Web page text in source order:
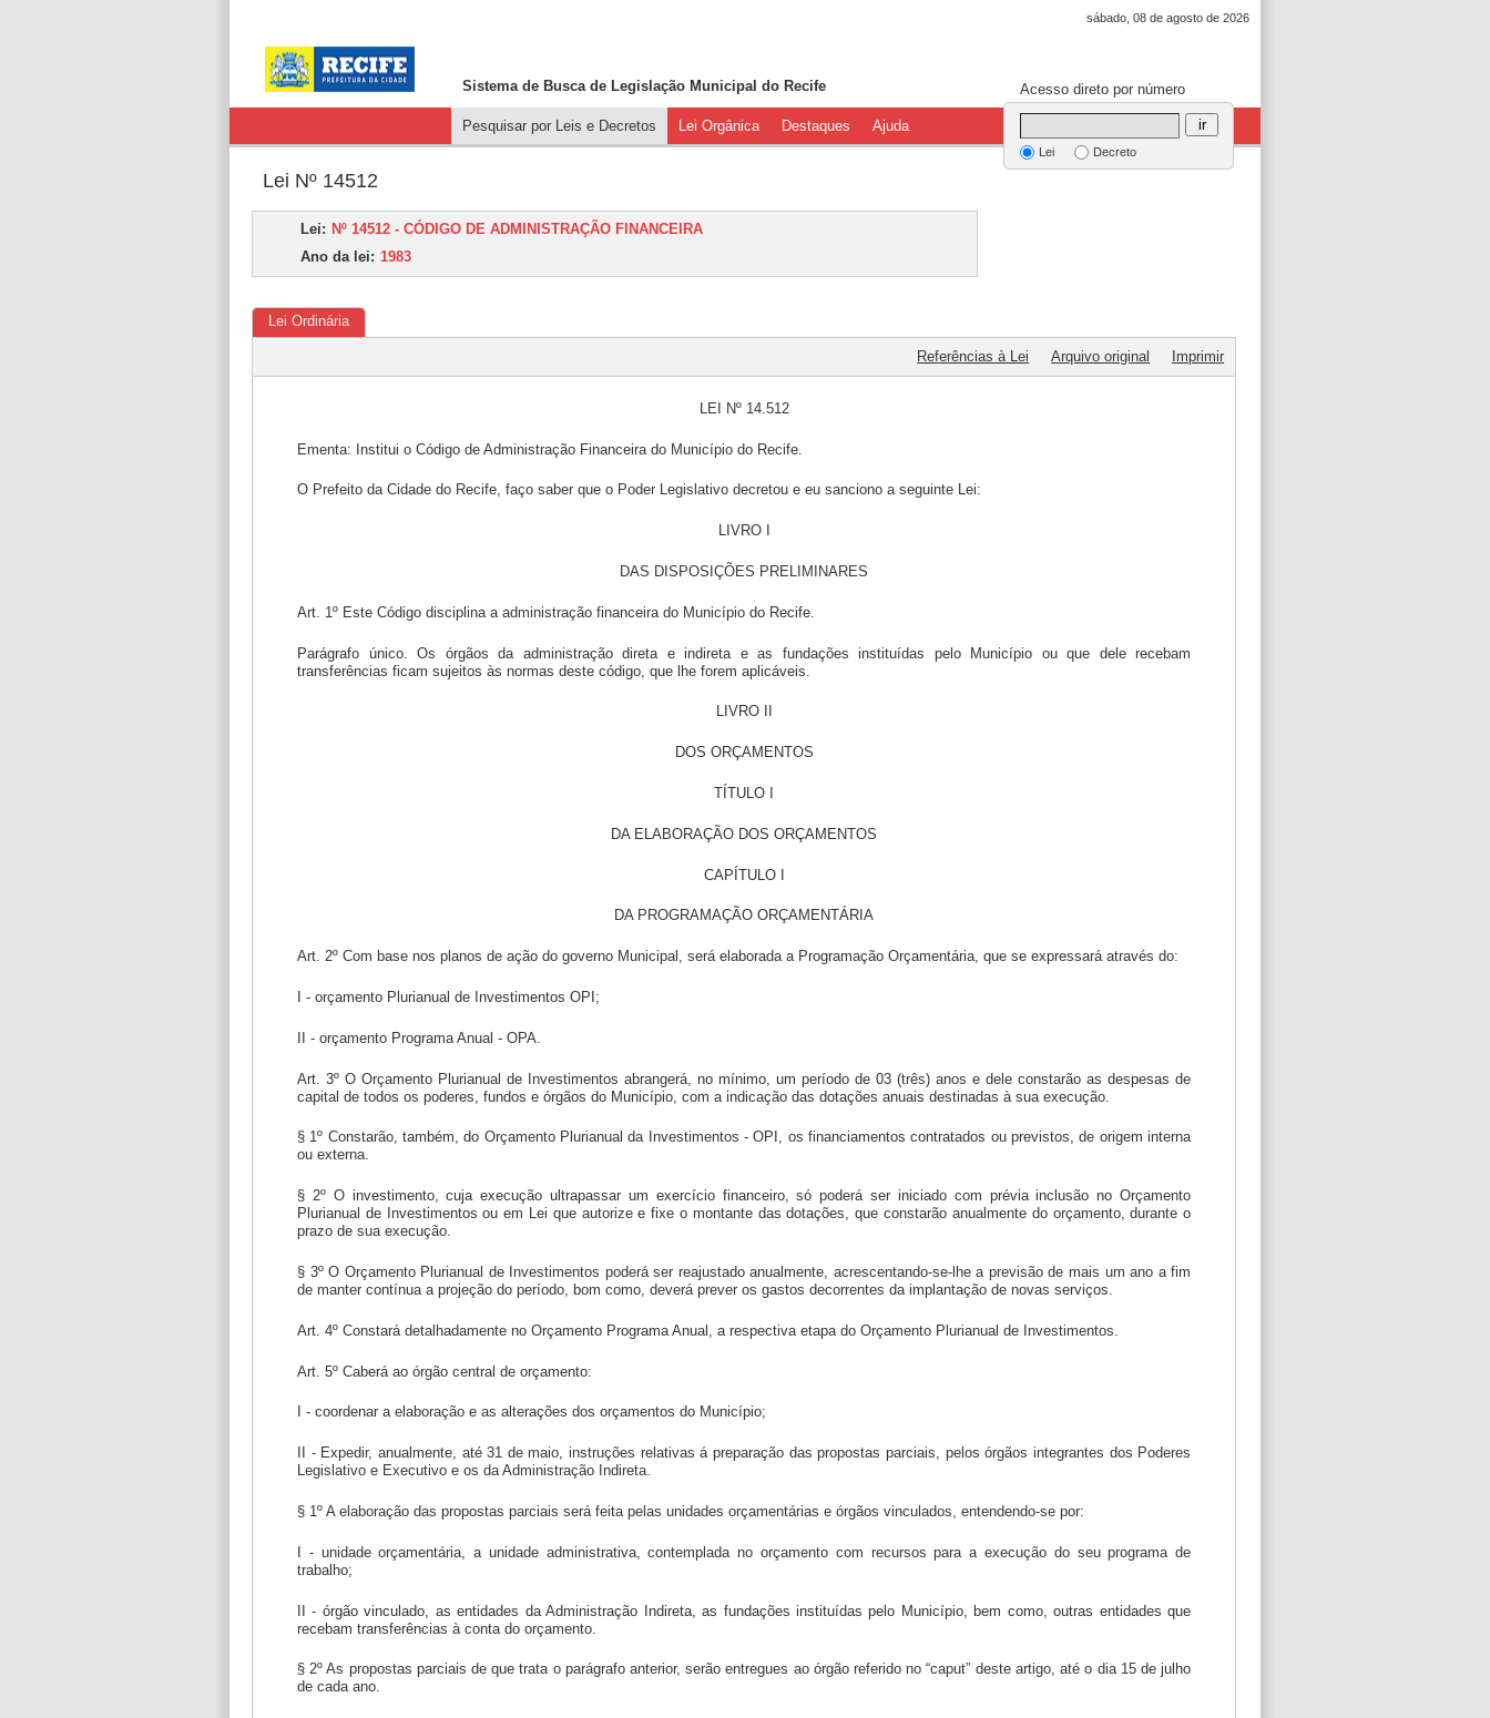
sábado, 08 de agosto de 2026
Sistema de Busca de Legislação Municipal do Recife
Pesquisar por Leis e Decretos Lei Orgânica Destaques Ajuda
Acesso direto por número
Lei Decreto
ir
Lei Nº 14512
Lei: Nº 14512 - CÓDIGO DE ADMINISTRAÇÃO FINANCEIRA
Ano da lei: 1983
Lei Ordinária
Referências à Lei Arquivo original Imprimir
LEI Nº 14.512
Ementa: Institui o Código de Administração Financeira do Município do Recife.
O Prefeito da Cidade do Recife, faço saber que o Poder Legislativo decretou e eu sanciono a seguinte Lei:
LIVRO I
DAS DISPOSIÇÕES PRELIMINARES
Art. 1º Este Código disciplina a administração financeira do Município do Recife.
Parágrafo único. Os órgãos da administração direta e indireta e as fundações instituídas pelo Município ou que dele recebam
transferências ficam sujeitos às normas deste código, que lhe forem aplicáveis.
LIVRO II
DOS ORÇAMENTOS
TÍTULO I
DA ELABORAÇÃO DOS ORÇAMENTOS
CAPÍTULO I
DA PROGRAMAÇÃO ORÇAMENTÁRIA
Art. 2º Com base nos planos de ação do governo Municipal, será elaborada a Programação Orçamentária, que se expressará através do:
I - orçamento Plurianual de Investimentos OPI;
II - orçamento Programa Anual - OPA.
Art. 3º O Orçamento Plurianual de Investimentos abrangerá, no mínimo, um período de 03 (três) anos e dele constarão as despesas de
capital de todos os poderes, fundos e órgãos do Município, com a indicação das dotações anuais destinadas à sua execução.
§ 1º Constarão, também, do Orçamento Plurianual da Investimentos - OPI, os financiamentos contratados ou previstos, de origem interna
ou externa.
§ 2º O investimento, cuja execução ultrapassar um exercício financeiro, só poderá ser iniciado com prévia inclusão no Orçamento
Plurianual de Investimentos ou em Lei que autorize e fixe o montante das dotações, que constarão anualmente do orçamento, durante o
prazo de sua execução.
§ 3º O Orçamento Plurianual de Investimentos poderá ser reajustado anualmente, acrescentando-se-lhe a previsão de mais um ano a fim
de manter contínua a projeção do período, bom como, deverá prever os gastos decorrentes da implantação de novas serviços.
Art. 4º Constará detalhadamente no Orçamento Programa Anual, a respectiva etapa do Orçamento Plurianual de Investimentos.
Art. 5º Caberá ao órgão central de orçamento:
I - coordenar a elaboração e as alterações dos orçamentos do Município;
II - Expedir, anualmente, até 31 de maio, instruções relativas á preparação das propostas parciais, pelos órgãos integrantes dos Poderes
Legislativo e Executivo e os da Administração Indireta.
§ 1º A elaboração das propostas parciais será feita pelas unidades orçamentárias e órgãos vinculados, entendendo-se por:
I - unidade orçamentária, a unidade administrativa, contemplada no orçamento com recursos para a execução do seu programa de
trabalho;
II - órgão vinculado, as entidades da Administração Indireta, as fundações instituídas pelo Município, bem como, outras entidades que
recebam transferências à conta do orçamento.
§ 2º As propostas parciais de que trata o parágrafo anterior, serão entregues ao órgão referido no “caput” deste artigo, até o dia 15 de julho
de cada ano.